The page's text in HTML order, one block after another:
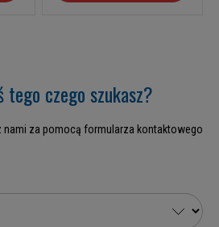
tego czego szukasz?
nami za pomocą formularza kontaktowego